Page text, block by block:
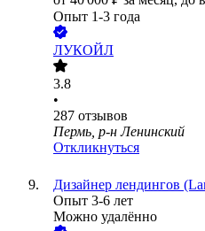
Опыт 1-3 года
ЛУКОЙЛ
3.8
•
287 отзывов
Пермь, р-н Ленинский
Откликнуться
Дизайнер лендингов
Опыт 3-6 лет
Можно удалённо